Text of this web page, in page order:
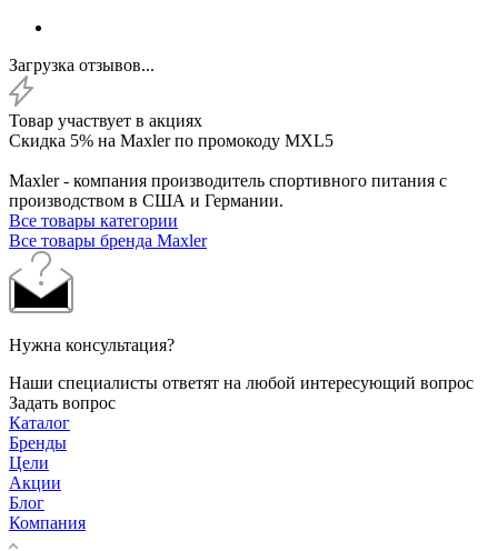
Загрузка отзывов...
Товар участвует в акциях
Скидка 5% на Maxler по промокоду MXL5
Maxler - компания производитель спортивного питания с
производством в США и Германии.
Все товары категории
Все товары бренда Maxler
Нужна консультация?
Наши специалисты ответят на любой интересующий вопрос
Задать вопрос
Каталог
Бренды
Цели
Акции
Блог
Компания